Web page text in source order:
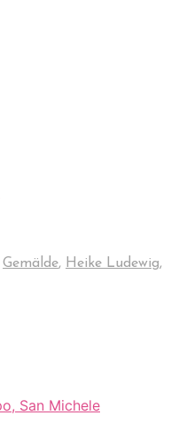
Gemälde, Heike Ludewig,